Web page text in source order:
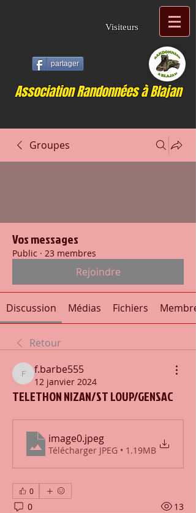
Visiteurs
partager
Association Randonnées à Blajan
Groupes
Vos messages
Public · 23 membres
Rejoindre
Discussion Médias Fichiers
Retour
f.barbe555
f.barbe555
12 janvier 2024
TELETHON NIZAN/ST LOUP/GENSAC
image0.jpeg
Télécharger JPEG • 1.19MB
0
0 13